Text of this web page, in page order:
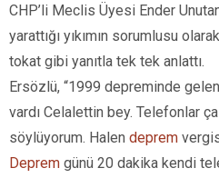
CHP’li Meclis Üyesi Ender
yarattığı yıkımın sorumlusu
tokat gibi yanıtla tek tek anlattı.
Ersözlü, “1999 depreminde
vardı Celalettin bey. Telefonlar
söylüyorum. Halen deprem
Deprem günü 20 dakika kendi